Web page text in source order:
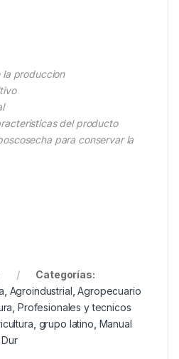
la produccion
del producto
para conservar la
Categorías:
Agroindustrial ,Agropecuario
Profesionales y tecnicos
grupo latino Manual